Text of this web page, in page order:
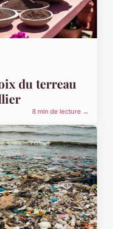
du terreau
8 min de lecture →